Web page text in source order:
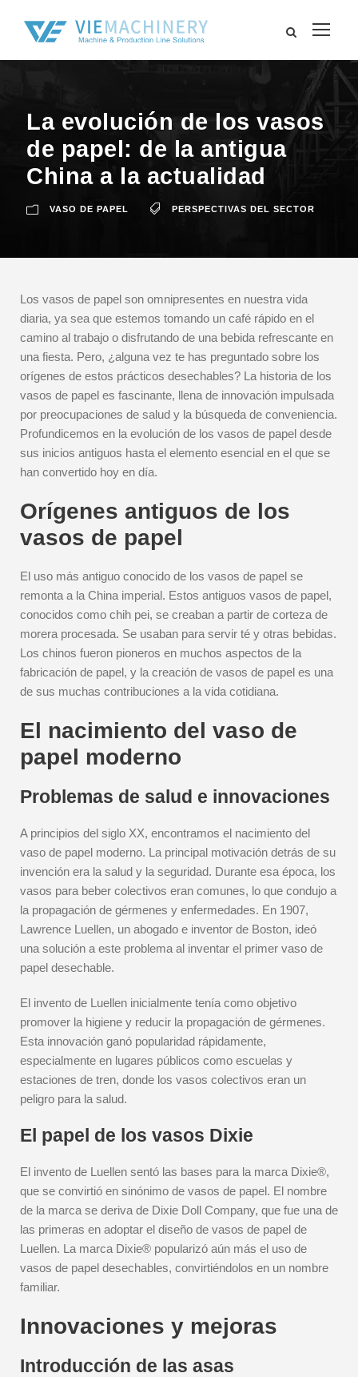
La evolución de los vasos
de papel: de la antigua
China a la actualidad
VASO DE PAPEL PERSPECTIVAS DEL SECTOR
Los vasos de papel son omnipresentes en nuestra vida
diaria, ya sea que estemos tomando un café rápido en el
camino al trabajo o disfrutando de una bebida refrescante en
una fiesta. Pero, ¿alguna vez te has preguntado sobre los
orígenes de estos prácticos desechables? La historia de los
vasos de papel es fascinante, llena de innovación impulsada
por preocupaciones de salud y la búsqueda de conveniencia.
Profundicemos en la evolución de los vasos de papel desde
sus inicios antiguos hasta el elemento esencial en el que se
han convertido hoy en día.
Orígenes antiguos de los
vasos de papel
El uso más antiguo conocido de los vasos de papel se
remonta a la China imperial. Estos antiguos vasos de papel,
conocidos como chih pei, se creaban a partir de corteza de
morera procesada. Se usaban para servir té y otras bebidas.
Los chinos fueron pioneros en muchos aspectos de la
fabricación de papel, y la creación de vasos de papel es una
de sus muchas contribuciones a la vida cotidiana.
El nacimiento del vaso de
papel moderno
Problemas de salud e innovaciones
A principios del siglo XX, encontramos el nacimiento del
vaso de papel moderno. La principal motivación detrás de su
invención era la salud y la seguridad. Durante esa época, los
vasos para beber colectivos eran comunes, lo que condujo a
la propagación de gérmenes y enfermedades. En 1907,
Lawrence Luellen, un abogado e inventor de Boston, ideó
una solución a este problema al inventar el primer vaso de
papel desechable.
El invento de Luellen inicialmente tenía como objetivo
promover la higiene y reducir la propagación de gérmenes.
Esta innovación ganó popularidad rápidamente,
especialmente en lugares públicos como escuelas y
estaciones de tren, donde los vasos colectivos eran un
peligro para la salud.
El papel de los vasos Dixie
El invento de Luellen sentó las bases para la marca Dixie®,
que se convirtió en sinónimo de vasos de papel. El nombre
de la marca se deriva de Dixie Doll Company, que fue una de
las primeras en adoptar el diseño de vasos de papel de
Luellen. La marca Dixie® popularizó aún más el uso de
vasos de papel desechables, convirtiéndolos en un nombre
familiar.
Innovaciones y mejoras
Introducción de las asas